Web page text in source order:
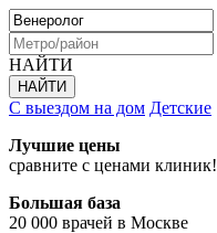
НАЙТИ
С выездом на дом Детские
Лучшие цены
сравните с ценами клиник!
Большая база
20 000 врачей в Москве